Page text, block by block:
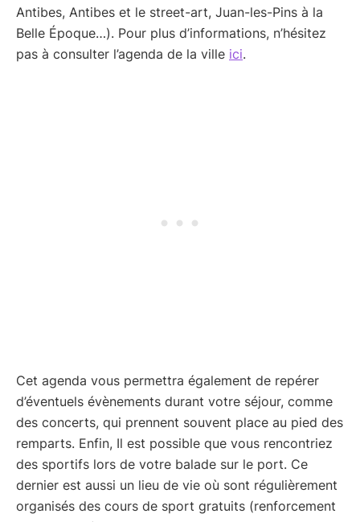
Antibes, Antibes et le street-art, Juan-les-Pins à la
Belle Époque…). Pour plus d’informations, n’hésitez
pas à consulter l’agenda de la ville ici.
Cet agenda vous permettra également de repérer
d’éventuels évènements durant votre séjour, comme
des concerts, qui prennent souvent place au pied des
remparts. Enfin, Il est possible que vous rencontriez
des sportifs lors de votre balade sur le port. Ce
dernier est aussi un lieu de vie où sont régulièrement
organisés des cours de sport gratuits (renforcement